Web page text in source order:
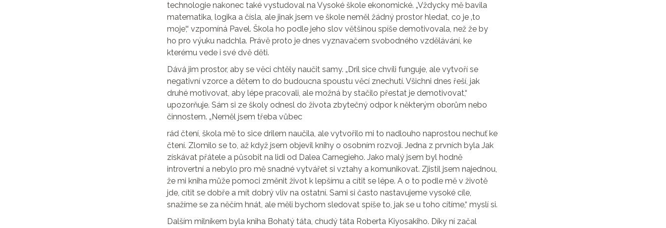
technologie nakonec také vystudoval na Vysoké škole ekonomické. „Vždycky mě bavila
matematika, logika a čísla, ale jinak jsem ve škole neměl žádný prostor hledat, co je ‚to
moje‘,“ vzpomíná Pavel. Škola ho podle jeho slov většinou spíše demotivovala, než že by
ho pro výuku nadchla. Právě proto je dnes vyznavačem svobodného vzdělávání, ke
kterému vede i své dvě děti.
Dává jim prostor, aby se věci chtěly naučit samy. „Dril sice chvíli funguje, ale vytvoří se
negativní vzorce a dětem to do budoucna spoustu věcí znechutí. Všichni dnes řeší, jak
druhé motivovat, aby lépe pracovali, ale možná by stačilo přestat je demotivovat,“
upozorňuje. Sám si ze školy odnesl do života zbytečný odpor k některým oborům nebo
činnostem. „Neměl jsem třeba vůbec
rád čtení, škola mě to sice drilem naučila, ale vytvořilo mi to nadlouho naprostou nechuť ke
čtení. Zlomilo se to, až když jsem objevil knihy o osobním rozvoji. Jedna z prvních byla Jak
získávat přátele a působit na lidi od Dalea Carnegieho. Jako malý jsem byl hodně
introvertní a nebylo pro mě snadné vytvářet si vztahy a komunikovat. Zjistil jsem najednou,
že mi kniha může pomoci změnit život k lepšímu a cítit se lépe. A o to podle mě v životě
jde, cítit se dobře a mít dobrý vliv na ostatní. Sami si často nastavujeme vysoké cíle,
snažíme se za něčím hnát, ale měli bychom sledovat spíše to, jak se u toho cítíme,“ myslí si.
Dalším milníkem byla kniha Bohatý táta, chudý táta Roberta Kiyosakiho. Díky ní začal